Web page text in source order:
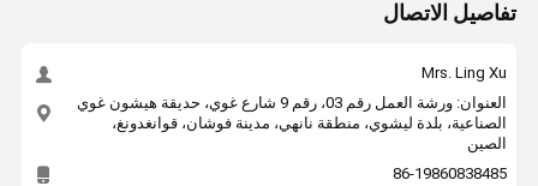
تفاصيل الاتصال
Mrs. Ling Xu
العنوان: ورشة العمل رقم 03، رقم 9 شارع غوي، حديقة هيشون غوي
الصناعية، بلدة ليشوي، منطقة نانهي، مدينة فوشان، قوانغدونغ،
الصين
86-19860838485